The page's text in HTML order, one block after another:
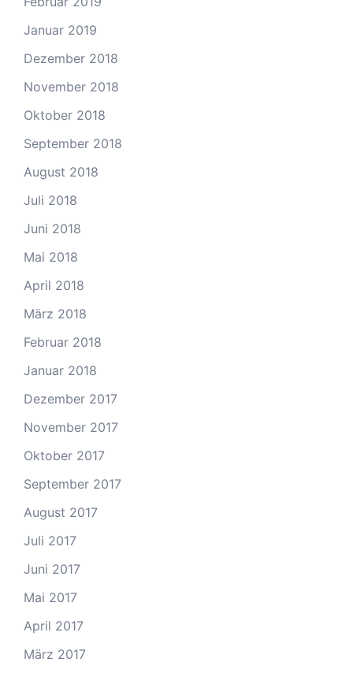
Januar 2019
Dezember 2018
November 2018
Oktober 2018
September 2018
August 2018
Juli 2018
Juni 2018
Mai 2018
April 2018
März 2018
Februar 2018
Januar 2018
Dezember 2017
November 2017
Oktober 2017
September 2017
August 2017
Juli 2017
Juni 2017
Mai 2017
April 2017
März 2017